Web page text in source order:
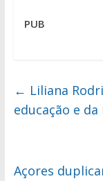
PUB
← Liliana
educação e da
Açores